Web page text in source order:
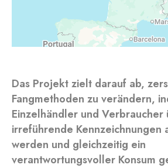
Das Projekt zielt darauf ab,
Fangmethoden zu verändern,
Einzelhändler und Verbraucher
irreführende Kennzeichnungen
werden und gleichzeitig ein
verantwortungsvoller Konsum